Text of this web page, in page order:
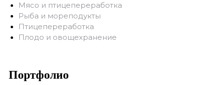
Мясо и птицепереработка
Рыба и мореподукты
Птицепереработка
Плодо и овощехранение
Портфолио